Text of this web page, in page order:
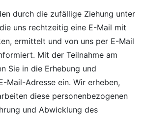
durch die zufällige Ziehung unter
uns rechtzeitig eine E-Mail mit
ermittelt und von uns per E-Mail
Mit der Teilnahme am
Sie in die Erhebung und
Mail-Adresse ein. Wir erheben,
diese personenbezogenen
und Abwicklung des